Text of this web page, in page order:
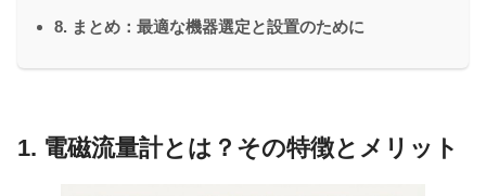
8. まとめ：最適な機器選定と設置のために
1. 電磁流量計とは？その特徴とメリット